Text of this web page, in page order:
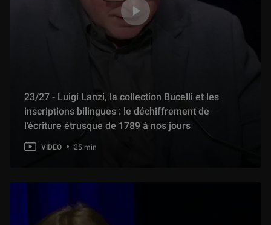
23/27 - Luigi Lanzi, la collection Bucelli et les
inscriptions bilingues : le déchiffrement de
l’écriture étrusque de 1789 à nos jours
VIDEO 25 min